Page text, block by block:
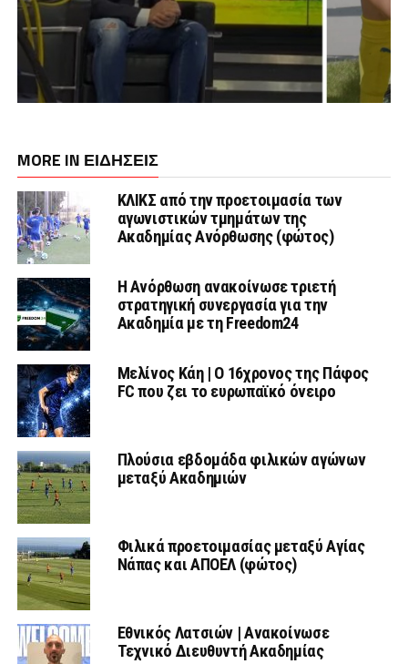
MORE IN ΕΙΔΗΣΕΙΣ
ΚΛΙΚΣ από την προετοιμασία των
αγωνιστικών τμημάτων της
Ακαδημίας Ανόρθωσης (φώτος)
Η Ανόρθωση ανακοίνωσε τριετή
στρατηγική συνεργασία για την
Ακαδημία με τη Freedom24
Μελίνος Κάη | Ο 16χρονος της Πάφος
FC που ζει το ευρωπαϊκό όνειρο
Πλούσια εβδομάδα φιλικών αγώνων
μεταξύ Ακαδημιών
Φιλικά προετοιμασίας μεταξύ Αγίας
Νάπας και ΑΠΟΕΛ (φώτος)
Εθνικός Λατσιών | Ανακοίνωσε
Τεχνικό Διευθυντή Ακαδημίας